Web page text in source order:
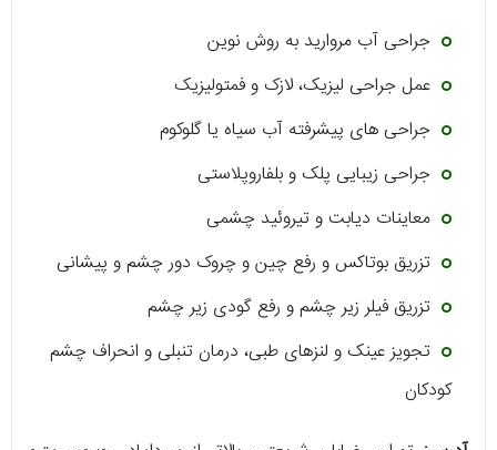
جراحی آب مروارید به روش نوین
عمل جراحی لیزیک، لازک و فمتولیزیک
جراحی‌ های پیشرفته آب سیاه یا گلوکوم
جراحی زیبایی پلک و بلفاروپلاستی
معاینات دیابت و تیروئید چشمی
تزریق بوتاکس و رفع چین و چروک دور چشم و پیشانی
تزریق فیلر زیر چشم و رفع گودی زیر چشم
تجویز عینک و لنزهای طبی، درمان تنبلی و انحراف چشم
کودکان